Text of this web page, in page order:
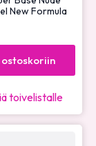
New Formula
ostoskoriin
toivelistalle